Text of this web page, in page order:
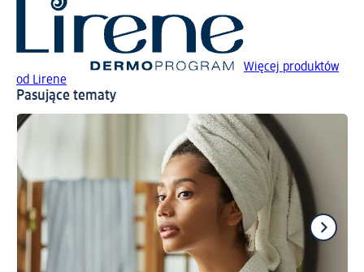
Więcej produktów
od Lirene
Pasujące tematy